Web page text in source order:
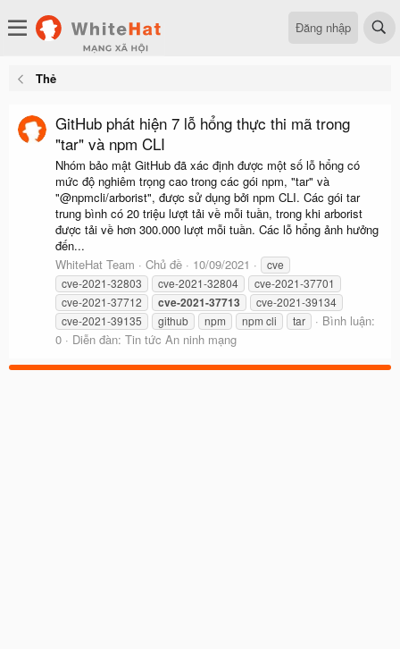
Đăng nhập
Thẻ
GitHub phát hiện 7 lỗ hổng thực thi mã trong
"tar" và npm CLI
Nhóm bảo mật GitHub đã xác định được một số lỗ hổng có
mức độ nghiêm trọng cao trong các gói npm, "tar" và
"@npmcli/arborist", được sử dụng bởi npm CLI. Các gói tar
trung bình có 20 triệu lượt tải về mỗi tuần, trong khi arborist
được tải về hơn 300.000 lượt mỗi tuần. Các lỗ hổng ảnh hưởng
đến...
WhiteHat Team
Chủ đề 10/09/2021
cve
cve-2021-32803
cve-2021-32804
cve-2021-37701
cve-2021-37712
cve-2021-37713
cve-2021-39134
cve-2021-39135
github npm npm cli tar
Bình luận:
0
Diễn đàn: Tin tức An ninh mạng